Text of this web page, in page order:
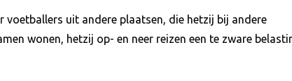
voetballers uit andere plaatsen, die hetzij bij andere
wonen, hetzij op- en neer reizen een te zware